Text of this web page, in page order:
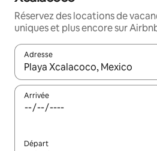
Réservez des locations de
uniques et plus encore sur
Adresse
Lorsque les résultats s'affichent,
Arrivée
Départ